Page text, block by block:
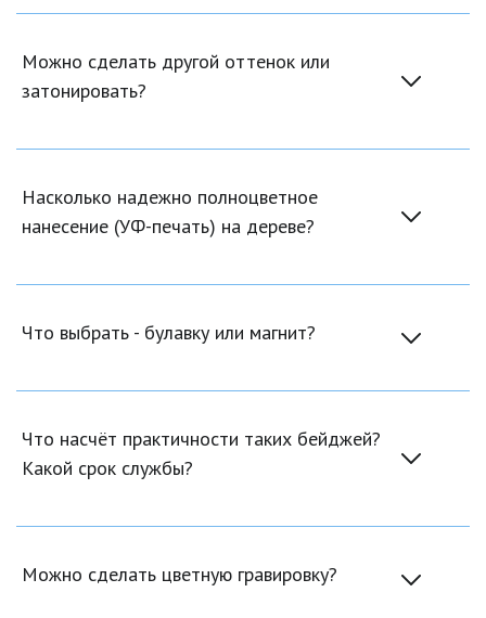
Можно сделать другой оттенок или
затонировать?
Насколько надежно полноцветное
нанесение (УФ-печать) на дереве?
Что выбрать - булавку или магнит?
Что насчёт практичности таких бейджей?
Какой срок службы?
Можно сделать цветную гравировку?